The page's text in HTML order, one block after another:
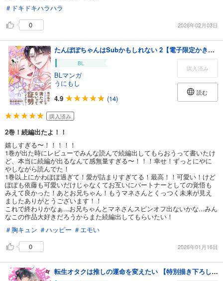
＃ドキドキハラハラ
0
2026年02月03日
たんぽぽちゃんはSubかもしれない 2【電子限定かきおろし付】
BL
BLマンガ
うにもし
4.9
(14)
購入済み
読む
購入済み
2巻！続編出たよ！！
嬉しすぎる〜！！！！！
1巻が出た時にレビューでみんな読んで続編出してもらおうって書いたけ
ど、本当に続編が出るなんて感無量すぎる〜！！！幸せ！ずっとにやに
やしながら読んでた！
1巻以上にかわぽぽ過ぎて！愛が詰まりすぎてる！最高！！可愛い！けど
ぽぽも依藤も可愛いだけじゃなくてお互いにパートナーとしての覚悟も
みえて良かった！あとお兄ちゃん！もうマネさんとくっつく未来が見え
ましたありがとうございます！！
これで終わりかなぁ...お兄ちゃんとマネさんスピンオフ出ないかな...みん
なこの作品大好きだろうからまた続編出してもらいたい！
＃胸キュン ＃ハッピー ＃エモい
0
2026年01月16日
転生オタクは推しの運命を変えたい 【特別描き下ろし漫画付き】